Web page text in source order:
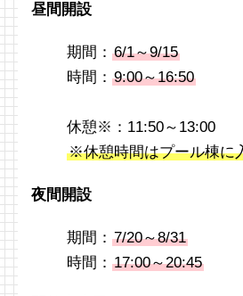
昼間開設
期間： 6/1～9/15
時間： 9:00～16:50
休憩※：11:50～13:00
※休憩時間はプール棟に
夜間開設
期間： 7/20～8/31
時間： 17:00～20:45